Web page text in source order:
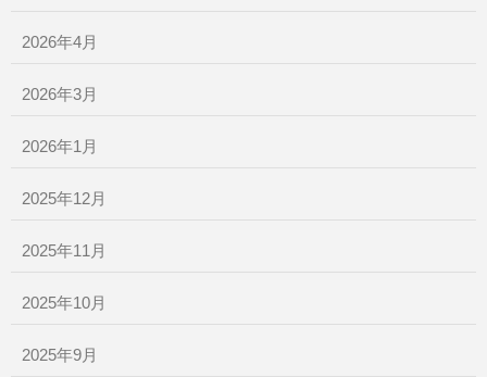
2026年4月
2026年3月
2026年1月
2025年12月
2025年11月
2025年10月
2025年9月